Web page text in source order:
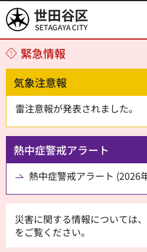
世田谷区
緊急情報
気象注意報
雷注意報が発表されました。
熱中症警戒アラート
熱中症警戒アラート (2026
災害に関する情報については、
をご覧ください。